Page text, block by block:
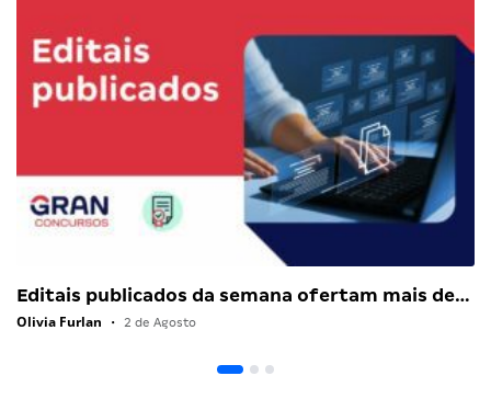
Editais publicados da semana ofertam mais de…
Olivia Furlan • 2 de Agosto